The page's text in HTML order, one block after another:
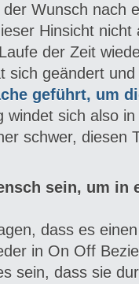
Wunsch nach
Hinsicht
der Zeit
sich geändert
geführt, um
windet sich also
schwer, diesen
sein, um in
dass es
in On Off
sein, dass sie